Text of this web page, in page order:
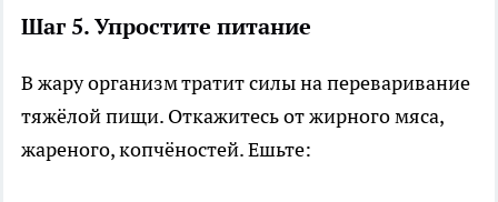
Шаг 5. Упростите питание
В жару организм тратит силы на переваривание
тяжёлой пищи. Откажитесь от жирного мяса,
жареного, копчёностей. Ешьте: